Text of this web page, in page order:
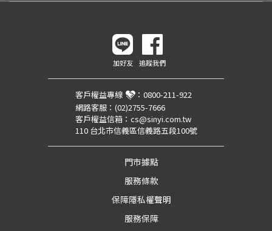
加好友 追蹤我們
客戶權益專線 ： 0800-211-922
網路客服： (02)2755-7666
客戶權益信箱： cs@sinyi.com.tw
110 台北市信義區信義路五段100號
門市據點
服務條款
保障隱私權聲明
服務保障